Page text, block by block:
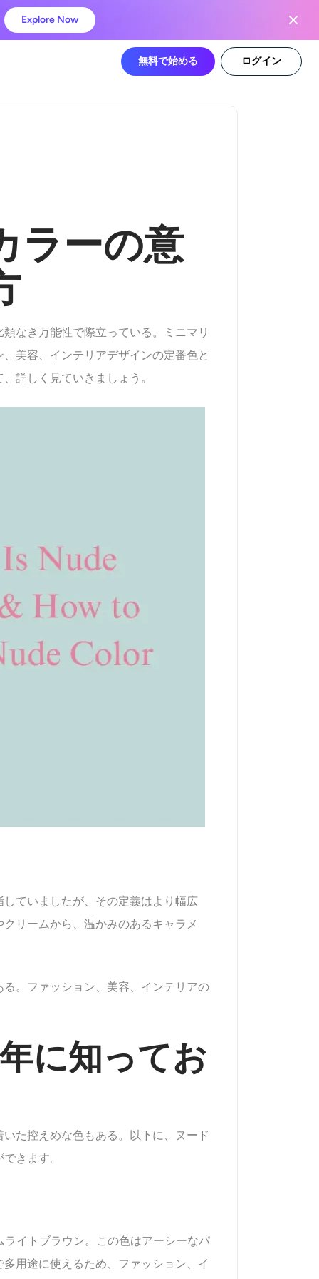
Explore Now
無料で始める ログイン
ラーの意
なき万能性で際立っている。ミニマリ
美容、インテリアデザインの定番色と
詳しく見ていきましょう。
ていましたが、その定義はより幅広
リームから、温かみのあるキャラメ
。ファッション、美容、インテリアの
に知ってお
た控えめな色もある。以下に、ヌード
きます。
イトブラウン。この色はアーシーなパ
用途に使えるため、ファッション、イ